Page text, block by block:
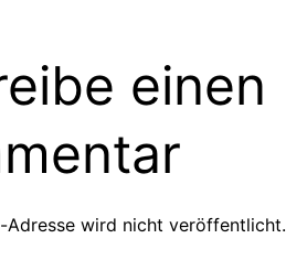
einen
Adresse wird nicht veröffentlicht.